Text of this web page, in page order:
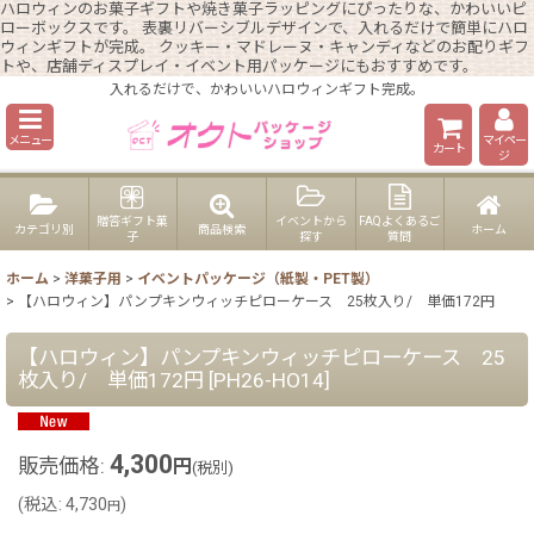
ハロウィンのお菓子ギフトや焼き菓子ラッピングにぴったりな、かわいいピ
ローボックスです。 表裏リバーシブルデザインで、入れるだけで簡単にハロ
ウィンギフトが完成。 クッキー・マドレーヌ・キャンディなどのお配りギフ
トや、店舗ディスプレイ・イベント用パッケージにもおすすめです。
入れるだけで、かわいいハロウィンギフト完成。
メニュー
カート
マイペー
ジ
カテゴリ別
贈答ギフト菓
子
商品検索
イベントから
探す
FAQよくあるご
質問
ホーム
ホーム > 洋菓子用 > イベントパッケージ（紙製・PET製）
>
【ハロウィン】パンプキンウィッチピローケース 25枚入り/ 単価172円
【ハロウィン】パンプキンウィッチピローケース 25
枚入り/ 単価172円 [PH26-HO14]
販売価格: 4,300 円 (税別)
(税込: 4,730円)